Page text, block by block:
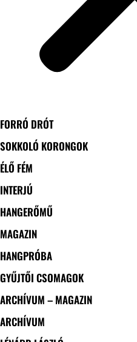
FORRÓ DRÓT
SOKKOLÓ KORONGOK
ÉLŐ FÉM
INTERJÚ
HANGERŐMŰ
MAGAZIN
HANGPRÓBA
GYŰJTŐI CSOMAGOK
ARCHÍVUM – MAGAZIN
ARCHÍVUM